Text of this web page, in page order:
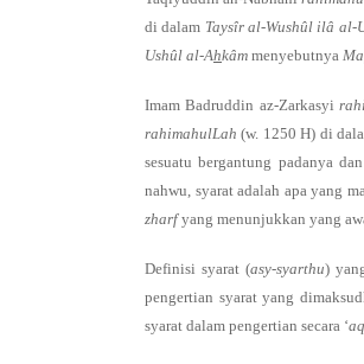
di dalam Taysîr al-Wushûl ilâ al-
Ushûl al-Ahkâm menyebutnya
Imam Badruddin az-Zarkasyi
rahimahulLah (w. 1250 H) di
sesuatu bergantung padanya
nahwu, syarat adalah apa yang
zharfyang menunjukkan yang
Definisi syarat (asy-syarthu)
pengertian syarat yang
syarat dalam pengertian secara ‘